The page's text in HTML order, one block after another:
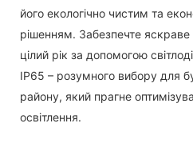
його екологічно чистим та
рішенням. Забезпечте
цілий рік за допомогою
IP65 – розумного вибору для
району, який прагне
освітлення.